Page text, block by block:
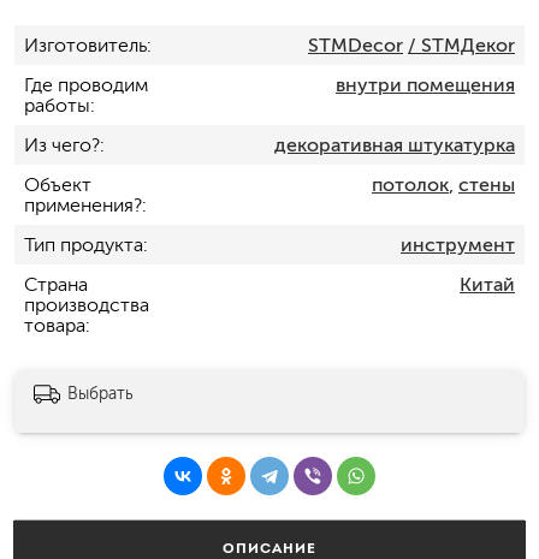
Изготовитель STMDecor / STMДекor
Где проводим
работы
внутри помещения
Из чего?
декоративная штукатурка
Объект
применения?
потолок, стены
Тип продукта
инструмент
Страна
производства
товара
Китай
Выбрать
ОПИСАНИЕ